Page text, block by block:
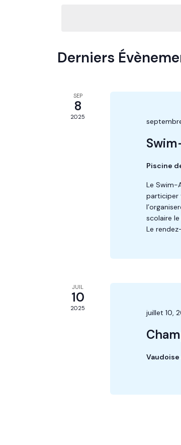
Derniers
SEP
8
2025
Piscine
Le Swim-
participer
scolaire
Le
JUIL
10
2025 juillet 10,